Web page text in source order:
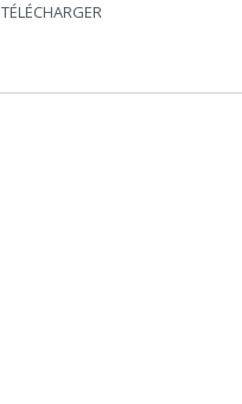
TÉLÉCHARGER